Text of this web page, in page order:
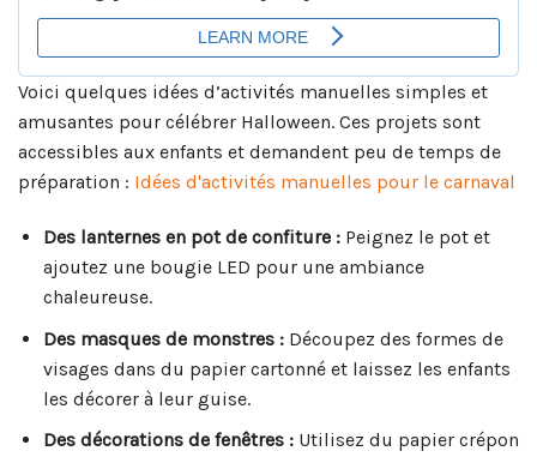
Voici quelques idées d’activités manuelles simples et
amusantes pour célébrer Halloween. Ces projets sont
accessibles aux enfants et demandent peu de temps de
préparation : Idées d'activités manuelles pour le carnaval
Des lanternes en pot de confiture :Peignez le pot et
ajoutez une bougie LED pour une ambiance
chaleureuse.
Des masques de monstres :Découpez des formes de
visages dans du papier cartonné et laissez les enfants
les décorer à leur guise.
Des décorations de fenêtres :Utilisez du papier crépon